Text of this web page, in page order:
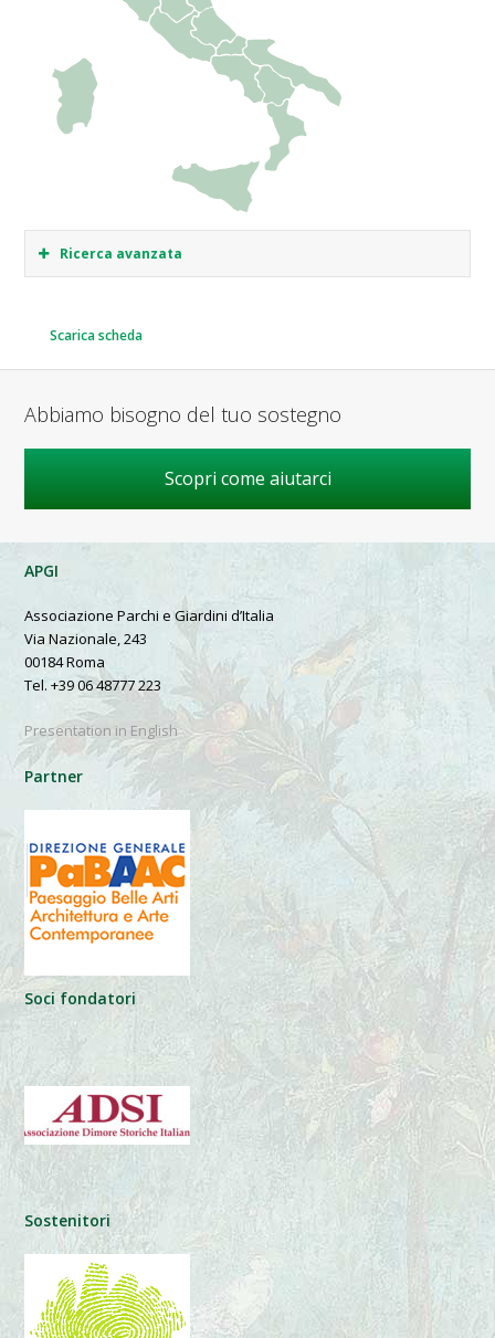
Ricerca avanzata
Scarica scheda
Abbiamo bisogno del tuo sostegno
Scopri come aiutarci
APGI
Associazione Parchi e Giardini d’Italia
Via Nazionale, 243
00184 Roma
Tel. +39 06 48777 223
Presentation in English
Partner
Soci fondatori
Sostenitori